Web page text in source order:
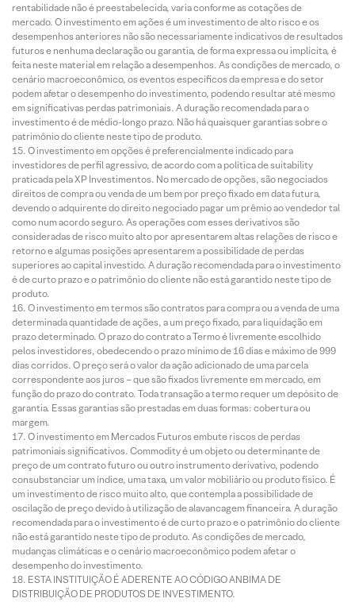
rentabilidade não é preestabelecida, varia conforme as cotações de
mercado. O investimento em ações é um investimento de alto risco e os
desempenhos anteriores não são necessariamente indicativos de resultados
futuros e nenhuma declaração ou garantia, de forma expressa ou implícita, é
feita neste material em relação a desempenhos. As condições de mercado, o
cenário macroeconômico, os eventos específicos da empresa e do setor
podem afetar o desempenho do investimento, podendo resultar até mesmo
em significativas perdas patrimoniais. A duração recomendada para o
investimento é de médio-longo prazo. Não há quaisquer garantias sobre o
patrimônio do cliente neste tipo de produto.
O investimento em opções é preferencialmente indicado para
investidores de perfil agressivo, de acordo com a política de suitability
praticada pela XP Investimentos. No mercado de opções, são negociados
direitos de compra ou venda de um bem por preço fixado em data futura,
devendo o adquirente do direito negociado pagar um prêmio ao vendedor tal
como num acordo seguro. As operações com esses derivativos são
consideradas de risco muito alto por apresentarem altas relações de risco e
retorno e algumas posições apresentarem a possibilidade de perdas
superiores ao capital investido. A duração recomendada para o investimento
é de curto prazo e o patrimônio do cliente não está garantido neste tipo de
produto.
O investimento em termos são contratos para compra ou a venda de uma
determinada quantidade de ações, a um preço fixado, para liquidação em
prazo determinado. O prazo do contrato a Termo é livremente escolhido
pelos investidores, obedecendo o prazo mínimo de 16 dias e máximo de 999
dias corridos. O preço será o valor da ação adicionado de uma parcela
correspondente aos juros – que são fixados livremente em mercado, em
função do prazo do contrato. Toda transação a termo requer um depósito de
garantia. Essas garantias são prestadas em duas formas: cobertura ou
margem.
O investimento em Mercados Futuros embute riscos de perdas
patrimoniais significativos. Commodity é um objeto ou determinante de
preço de um contrato futuro ou outro instrumento derivativo, podendo
consubstanciar um índice, uma taxa, um valor mobiliário ou produto físico. É
um investimento de risco muito alto, que contempla a possibilidade de
oscilação de preço devido à utilização de alavancagem financeira. A duração
recomendada para o investimento é de curto prazo e o patrimônio do cliente
não está garantido neste tipo de produto. As condições de mercado,
mudanças climáticas e o cenário macroeconômico podem afetar o
desempenho do investimento.
ESTA INSTITUIÇÃO É ADERENTE AO CÓDIGO ANBIMA DE
DISTRIBUIÇÃO DE PRODUTOS DE INVESTIMENTO.